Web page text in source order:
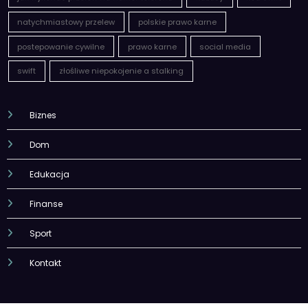
natychmiastowy przelew polskie prawo karne
postepowanie cywilne prawo karne social media
swift złośliwe niepokojenie a stalking
Biznes
Dom
Edukacja
Finanse
Sport
Kontakt